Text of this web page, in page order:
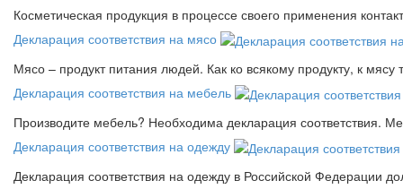
Косметическая продукция в процессе своего применения
Декларация соответствия на мясо
Мясо – продукт питания людей. Как ко всякому продукту, к мясу
Декларация соответствия на мебель
Производите мебель? Необходима декларация соответствия.
Декларация соответствия на одежду
Декларация соответствия на одежду в Российской Федерации